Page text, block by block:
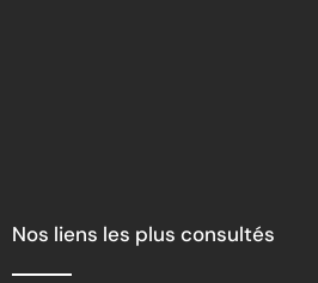
Nos liens les plus consultés